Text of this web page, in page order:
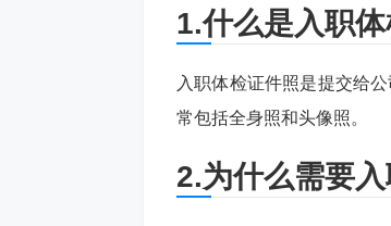
1.什么是入职
入职体检证件照是提交给
常包括全身照和头像照。
2.为什么需要